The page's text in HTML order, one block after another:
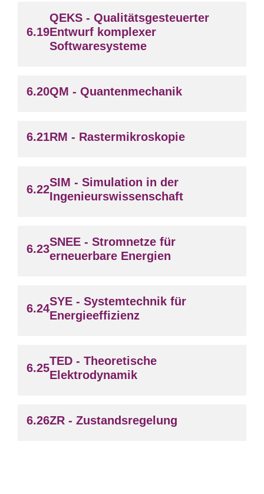
QEKS - Qualitätsgesteuerter
Entwurf komplexer
Softwaresysteme
QM - Quantenmechanik
RM - Rastermikroskopie
SIM - Simulation in der
Ingenieurswissenschaft
SNEE - Stromnetze für
erneuerbare Energien
SYE - Systemtechnik für
Energieeffizienz
TED - Theoretische
Elektrodynamik
ZR - Zustandsregelung